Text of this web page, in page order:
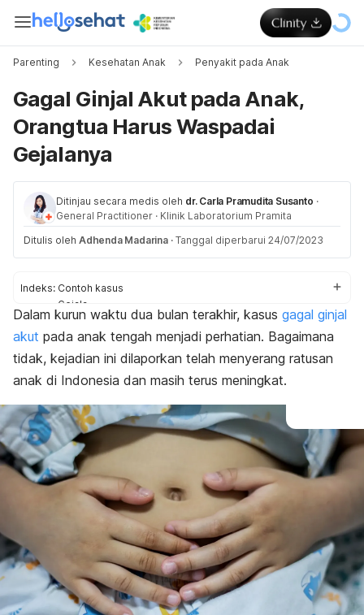
Parenting Kesehatan Anak Penyakit pada Anak
Gagal Ginjal Akut pada Anak,
Orangtua Harus Waspadai
Gejalanya
Ditinjau secara medis oleh dr. Carla Pramudita Susanto ·
General Practitioner · Klinik Laboratorium Pramita
Ditulis oleh Adhenda Madarina · Tanggal diperbarui 24/07/2023
Indeks: Contoh kasus
Gejala
Penyebab
Penanganan
Pencegahan
Dalam kurun waktu dua bulan terakhir, kasus gagal ginjal
akut pada anak tengah menjadi perhatian. Bagaimana
tidak, kejadian ini dilaporkan telah menyerang ratusan
anak di Indonesia dan masih terus meningkat.